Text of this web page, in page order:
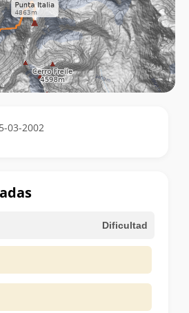
03-2002
Dificultad